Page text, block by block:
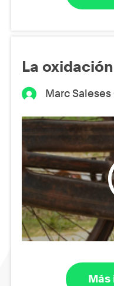
La
Marc Saleses
Más